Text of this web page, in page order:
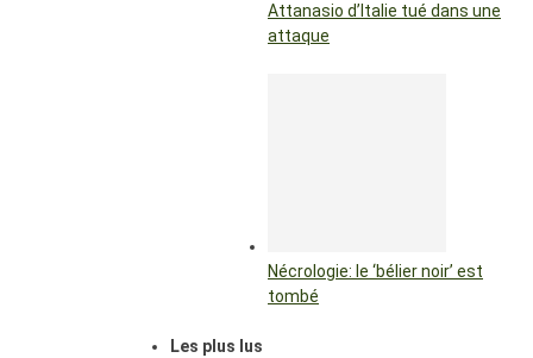
Attanasio d’Italie tué dans une
attaque
Nécrologie: le ‘bélier noir’ est
tombé
Les plus lus